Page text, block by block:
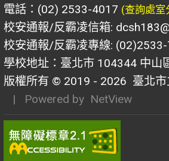
電話：(02) 2533-4017 (查詢處室
校安通報/反霸凌信箱:
校安通報/反霸凌專線: (02)2533-
學校地址：臺北市 104344 中山
版權所有 © 2019 - 2026 臺北
| Powered by NetView